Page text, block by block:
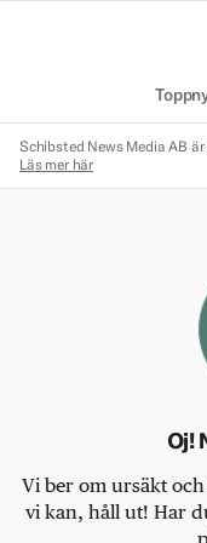
Schibsted News Media AB
Läs mer här
Oj!
Vi ber om ursäkt
vi kan, håll ut! Har